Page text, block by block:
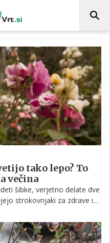
tako lepo? To
večina
šibke, verjetno delate dve
strokovnjaki za zdrave in